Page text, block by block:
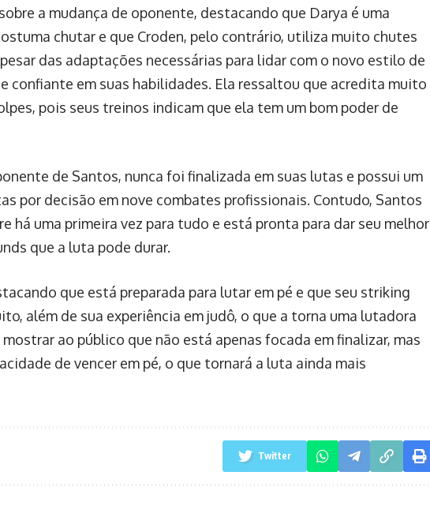
a mudança de oponente, destacando que Darya é uma
chutar e que Croden, pelo contrário, utiliza muito chutes
das adaptações necessárias para lidar com o novo estilo de
confiante em suas habilidades. Ela ressaltou que acredita muito
pois seus treinos indicam que ela tem um bom poder de
de Santos, nunca foi finalizada em suas lutas e possui um
por decisão em nove combates profissionais. Contudo, Santos
há uma primeira vez para tudo e está pronta para dar seu melhor
que a luta pode durar.
que está preparada para lutar em pé e que seu striking
além de sua experiência em judô, o que a torna uma lutadora
ao público que não está apenas focada em finalizar, mas
de vencer em pé, o que tornará a luta ainda mais
Twitter